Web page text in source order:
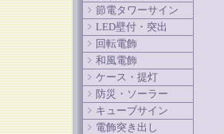
節電タワーサイン
LED壁付・突出
回転電飾
和風電飾
ケース・提灯
防災・ソーラー
キューブサイン
電飾突き出し